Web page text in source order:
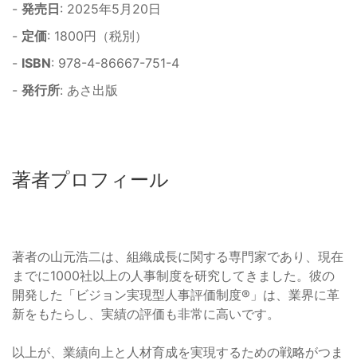
- 発売日 : 2025年5月20日
- 定価: 1800円（税別）
- ISBN: 978-4-86667-751-4
- 発行所: あさ出版
著者プロフィール
著者の山元浩二は、組織成長に関する専門家であり、現在
までに1000社以上の人事制度を研究してきました。彼の
開発した「ビジョン実現型人事評価制度®」は、業界に革
新をもたらし、実績の評価も非常に高いです。
以上が、業績向上と人材育成を実現するための戦略がつま